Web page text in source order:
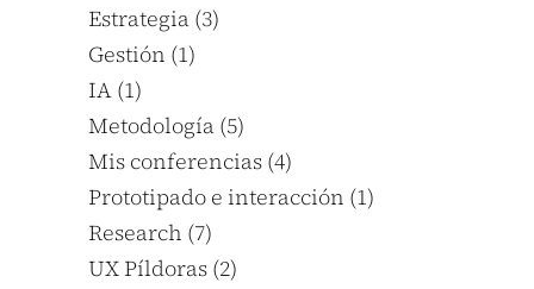
Estrategia (3)
Gestión (1)
IA (1)
Metodología (5)
Mis conferencias (4)
Prototipado e interacción (1)
Research (7)
UX Píldoras (2)